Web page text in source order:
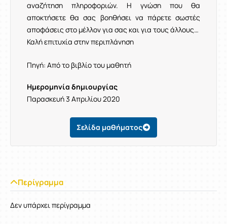
αναζήτηση πληροφοριών. Η γνώση που θα
αποκτήσετε θα σας βοηθήσει να πάρετε σωστές
αποφάσεις στο μέλλον για σας και για τους άλλους…
Καλή επιτυχία στην περιπλάνηση
Πηγή: Από το βιβλίο του μαθητή
Ημερομηνία δημιουργίας
Παρασκευή 3 Απριλίου 2020
Σελίδα μαθήματος
Περίγραμμα
Δεν υπάρχει περίγραμμα